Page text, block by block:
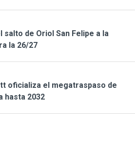
salto de Oriol San Felipe a la
la 26/27
oficializa el megatraspaso de
hasta 2032